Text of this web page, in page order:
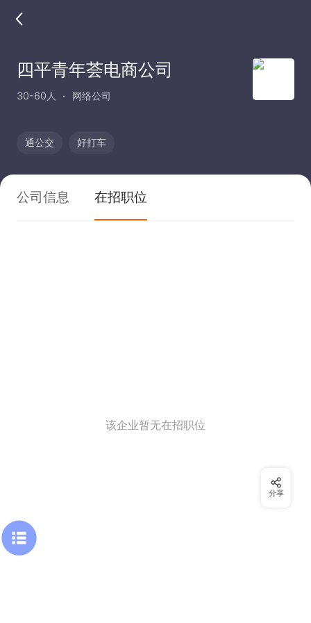
四平青年荟电商公司
30-60人 网络公司
通公交 好打车
公司信息 在招职位
该企业暂无在招职位
分享